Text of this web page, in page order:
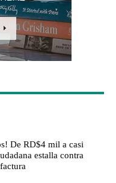
De RD$4 mil a casi
estalla contra